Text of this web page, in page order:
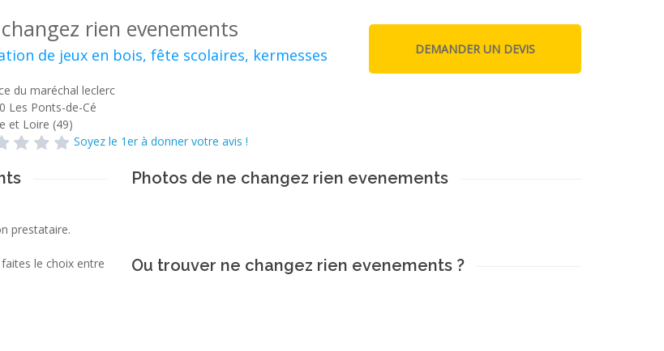
rien evenements
de jeux en bois, fête scolaires, kermesses
du maréchal leclerc
Les Ponts-de-Cé
et Loire (49)
Soyez le 1er à donner votre avis !
prestataire.
le choix entre
Photos de ne changez rien evenements
Ou trouver ne changez rien evenements ?